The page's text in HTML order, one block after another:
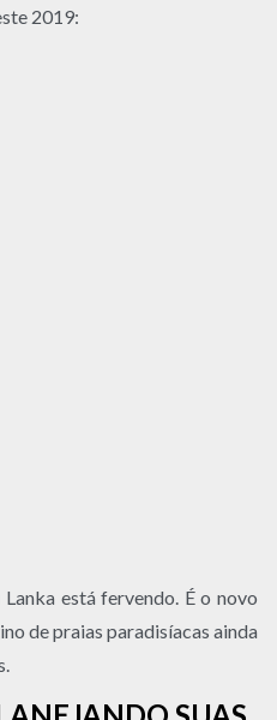
2019:
está fervendo. É o novo
de praias paradisíacas ainda